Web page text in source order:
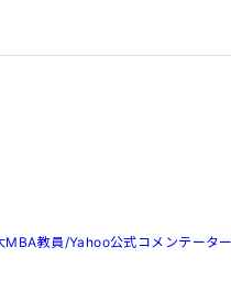
MBA教員/Yahoo公式コメンテータ